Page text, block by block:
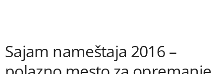
Sajam nameštaja 2016 –